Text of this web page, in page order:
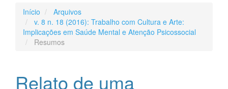
Início
Arquivos
v. 8 n. 18 (2016): Trabalho com Cultura e Arte:
Implicações em Saúde Mental e Atenção Psicossocial
Resumos
Relato de uma